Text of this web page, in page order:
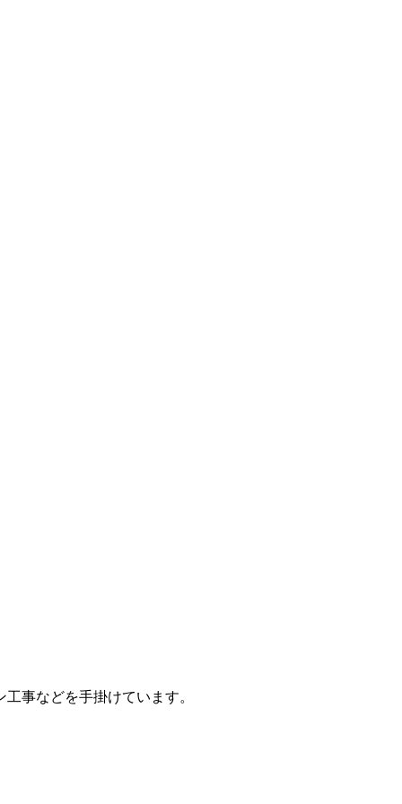
事などを手掛けています。